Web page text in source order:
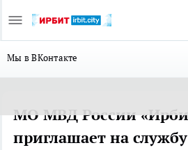
Мы в ВКонтакте
МО МВД России
приглашает на